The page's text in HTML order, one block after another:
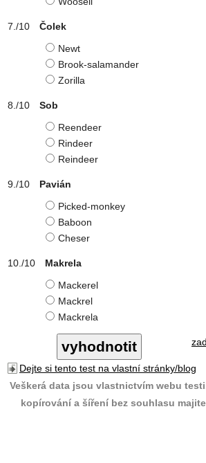
Čolek
Newt
Brook-salamander
Zorilla
Sob
Reendeer
Rindeer
Reindeer
Pavián
Picked-monkey
Baboon
Cheser
Makrela
Mackerel
Mackrel
Mackrela
Dejte si tento test na vlastní stránky/blog
Veškerá data jsou vlastnictvím webu
kopírování a šíření bez souhlasu